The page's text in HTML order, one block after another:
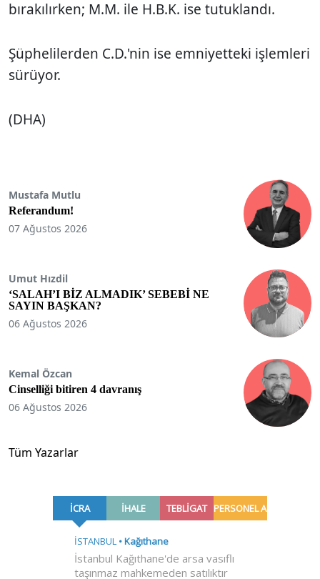
bırakılırken; M.M. ile H.B.K. ise tutuklandı.
Şüphelilerden C.D.'nin ise emniyetteki işlemleri
sürüyor.
(DHA)
Mustafa Mutlu
Referandum!
07 Ağustos 2026
Umut Hızdil
‘SALAH’I BİZ ALMADIK’ SEBEBİ NE
SAYIN BAŞKAN?
06 Ağustos 2026
Kemal Özcan
Cinselliği bitiren 4 davranış
06 Ağustos 2026
Tüm Yazarlar